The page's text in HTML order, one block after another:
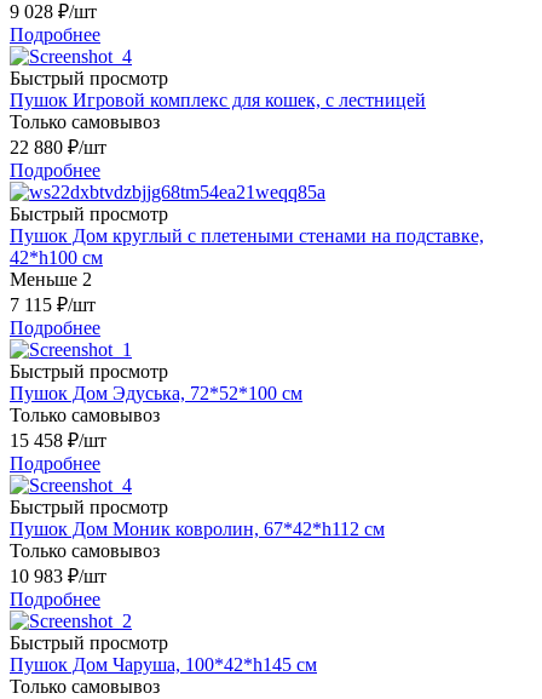
9 028 ₽/шт
Подробнее
Быстрый просмотр
Пушок Игровой комплекс для кошек, с лестницей
Только самовывоз
22 880 ₽/шт
Подробнее
Быстрый просмотр
Пушок Дом круглый с плетеными стенами на подставке,
42*h100 см
Меньше 2
7 115 ₽/шт
Подробнее
Быстрый просмотр
Пушок Дом Эдуська, 72*52*100 см
Только самовывоз
15 458 ₽/шт
Подробнее
Быстрый просмотр
Пушок Дом Моник ковролин, 67*42*h112 см
Только самовывоз
10 983 ₽/шт
Подробнее
Быстрый просмотр
Пушок Дом Чаруша, 100*42*h145 см
Только самовывоз